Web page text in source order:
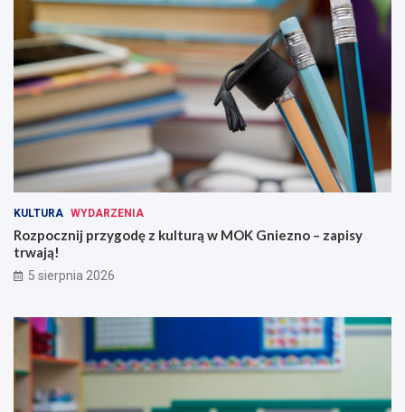
KULTURA WYDARZENIA
Rozpocznij przygodę z kulturą w MOK Gniezno – zapisy
trwają!
5 sierpnia 2026